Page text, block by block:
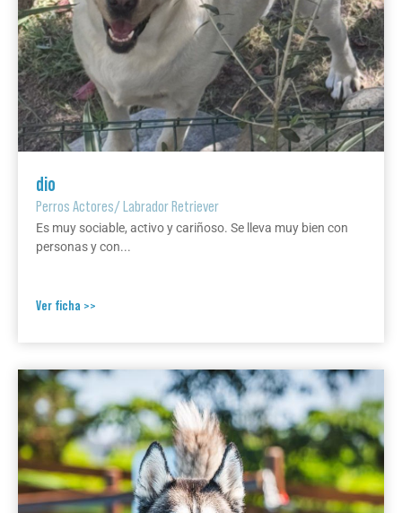
dio
Perros Actores/Labrador Retriever
Es muy sociable, activo y cariñoso. Se lleva muy bien con
personas y con...
Ver ficha >>